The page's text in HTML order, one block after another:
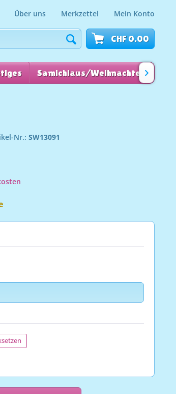
Über uns Merkzettel Mein Konto
CHF 0.00
Samichlaus/Weihnachten
Nr.: SW13091